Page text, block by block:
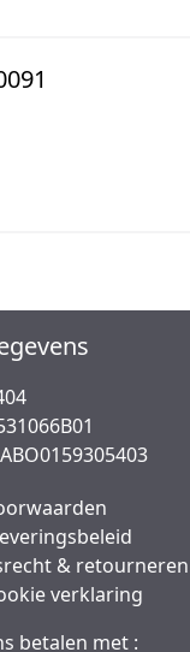
& retourneren
verklaring
betalen met :